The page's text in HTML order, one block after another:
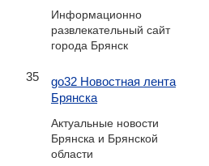
Информационно
развлекательный сайт
города Брянск
35
go32 Новостная лента
Брянска
Актуальные новости
Брянска и Брянской
области